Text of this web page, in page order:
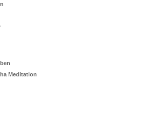
Meditation